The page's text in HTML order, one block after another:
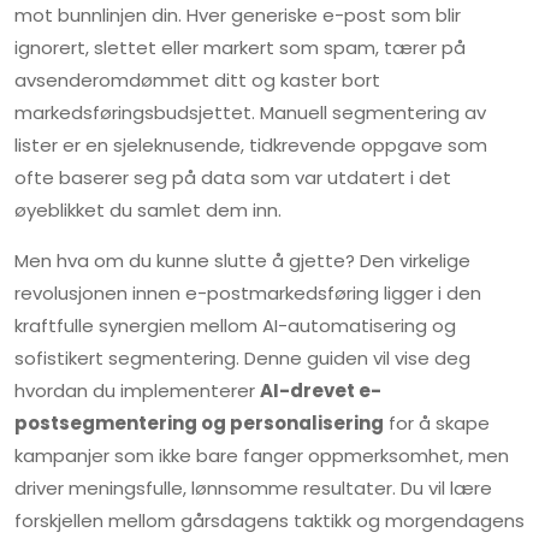
mot bunnlinjen din. Hver generiske e-post som blir
ignorert, slettet eller markert som spam, tærer på
avsenderomdømmet ditt og kaster bort
markedsføringsbudsjettet. Manuell segmentering av
lister er en sjeleknusende, tidkrevende oppgave som
ofte baserer seg på data som var utdatert i det
øyeblikket du samlet dem inn.
Men hva om du kunne slutte å gjette? Den virkelige
revolusjonen innen e-postmarkedsføring ligger i den
kraftfulle synergien mellom AI-automatisering og
sofistikert segmentering. Denne guiden vil vise deg
hvordan du implementererAI-drevet e-
postsegmentering og personalisering for å skape
kampanjer som ikke bare fanger oppmerksomhet, men
driver meningsfulle, lønnsomme resultater. Du vil lære
forskjellen mellom gårsdagens taktikk og morgendagens